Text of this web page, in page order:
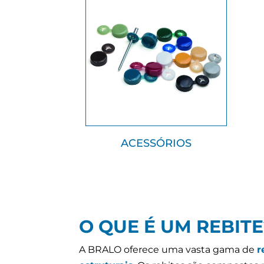
ACESSÓRIOS
O QUE É UM
A BRALO oferece uma vasta gama de